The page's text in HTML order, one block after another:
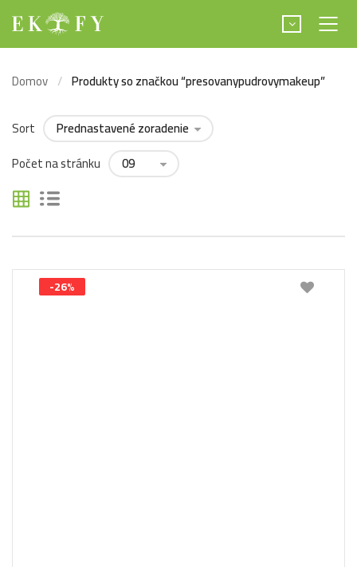
Domov Produkty so značkou “presovanypudrovymakeup”
Sort
Počet na stránku
-26%